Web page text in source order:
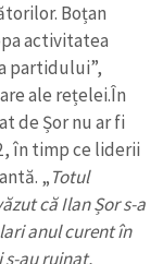
Boțan
activitatea
partidului”,
ale rețelei.În
de Șor nu ar fi
în timp ce liderii
„Totul
că Ilan Șor s-a
anul curent în
s-au ruinat,